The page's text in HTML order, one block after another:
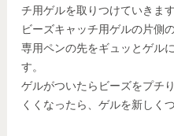
チ用ゲルを取りつけていきます
ビーズキャッチ用ゲルの片側
専用ペンの先をギュッとゲル
す。
ゲルがついたらビーズをプチ
くくなったら、ゲルを新しく